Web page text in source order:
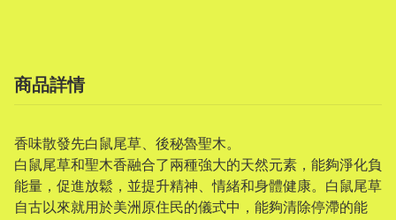
商品詳情
香味散發先白鼠尾草、後秘魯聖木。
白鼠尾草和聖木香融合了兩種強大的天然元素，能夠淨化負
能量，促進放鬆，並提升精神、情緒和身體健康。白鼠尾草
自古以來就用於美洲原住民的儀式中，能夠清除停滯的能